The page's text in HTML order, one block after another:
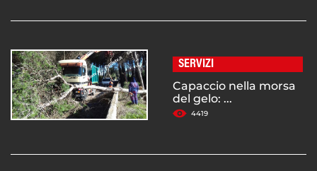
SERVIZI
Capaccio nella morsa
del gelo: ...
4419